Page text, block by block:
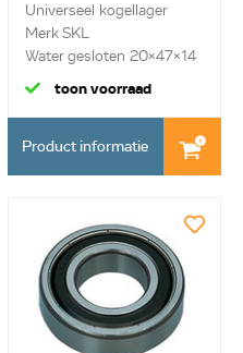
Universeel kogellager
Merk SKL
Water gesloten 20x47x14
toon voorraad
Product informatie